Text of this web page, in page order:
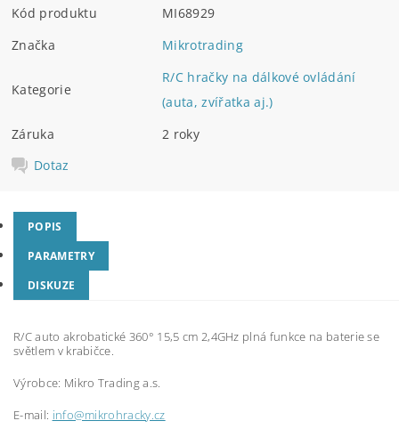
Kód produktu
MI68929
Značka
Mikrotrading
Kategorie
R/C hračky na dálkové ovládání
(auta, zvířatka aj.)
Záruka
2 roky
Dotaz
POPIS
PARAMETRY
DISKUZE
R/C auto akrobatické 360° 15,5 cm 2,4GHz plná funkce na baterie se
světlem v krabičce.
Výrobce: Mikro Trading a.s.
E-mail: info@mikrohracky.cz